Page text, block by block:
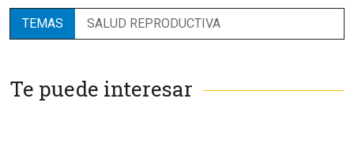
TEMAS SALUD REPRODUCTIVA
Te puede interesar